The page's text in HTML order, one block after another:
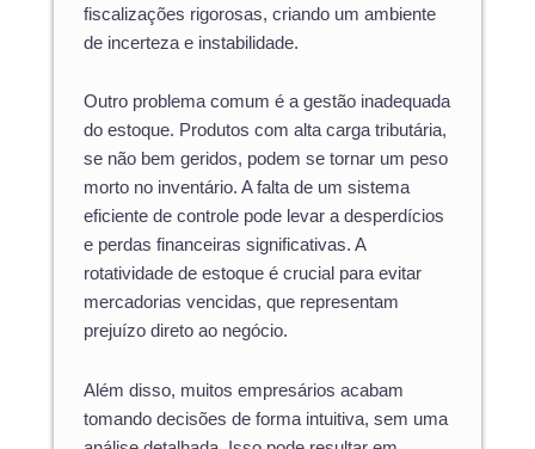
fiscalizações rigorosas, criando um ambiente
de incerteza e instabilidade.
Outro problema comum é a gestão inadequada
do estoque. Produtos com alta carga tributária,
se não bem geridos, podem se tornar um peso
morto no inventário. A falta de um sistema
eficiente de controle pode levar a desperdícios
e perdas financeiras significativas. A
rotatividade de estoque é crucial para evitar
mercadorias vencidas, que representam
prejuízo direto ao negócio.
Além disso, muitos empresários acabam
tomando decisões de forma intuitiva, sem uma